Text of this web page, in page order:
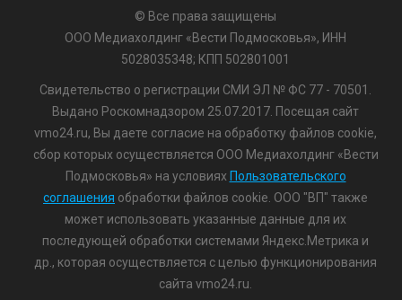
© Все права защищены
ООО Медиахолдинг «Вести Подмосковья», ИНН
5028035348; КПП 502801001
Свидетельство о регистрации СМИ ЭЛ № ФС 77 - 70501.
Выдано Роскомнадзором 25.07.2017. Посещая сайт
vmo24.ru, Вы даете согласие на обработку файлов cookie,
сбор которых осуществляется ООО Медиахолдинг «Вести
Подмосковья» на условиях Пользовательского
соглашения обработки файлов cookie. ООО "ВП" также
может использовать указанные данные для их
последующей обработки системами Яндекс.Метрика и
др., которая осуществляется с целью функционирования
сайта vmo24.ru.